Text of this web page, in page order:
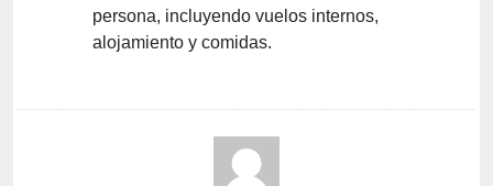
persona, incluyendo vuelos internos,
alojamiento y comidas.